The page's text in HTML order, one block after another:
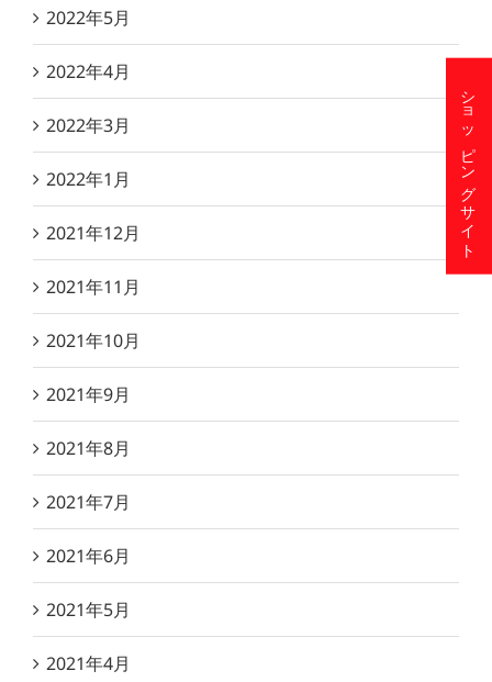
2022年5月
2022年4月
2022年3月
2022年1月
2021年12月
2021年11月
2021年10月
2021年9月
2021年8月
2021年7月
2021年6月
2021年5月
2021年4月
ショッピングサイト